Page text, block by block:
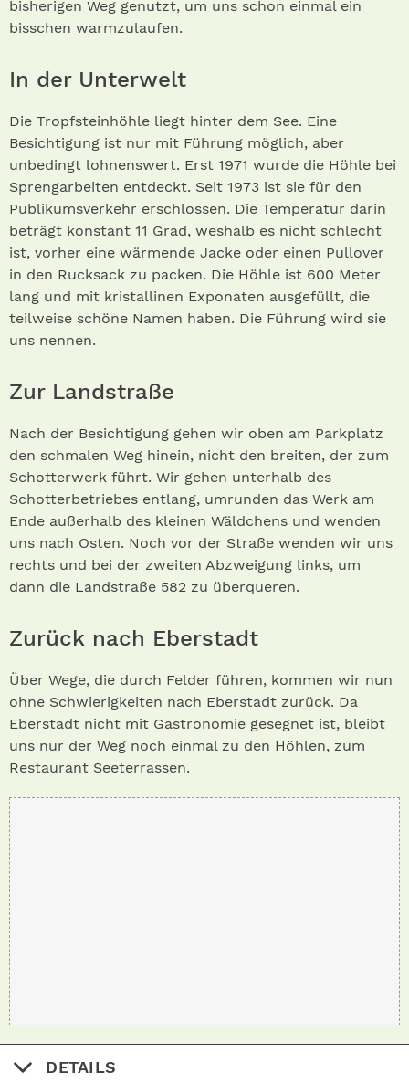
bisherigen Weg genutzt, um uns schon einmal ein
bisschen warmzulaufen.
In der Unterwelt
Die Tropfsteinhöhle liegt hinter dem See. Eine
Besichtigung ist nur mit Führung möglich, aber
unbedingt lohnenswert. Erst 1971 wurde die Höhle bei
Sprengarbeiten entdeckt. Seit 1973 ist sie für den
Publikumsverkehr erschlossen. Die Temperatur darin
beträgt konstant 11 Grad, weshalb es nicht schlecht
ist, vorher eine wärmende Jacke oder einen Pullover
in den Rucksack zu packen. Die Höhle ist 600 Meter
lang und mit kristallinen Exponaten ausgefüllt, die
teilweise schöne Namen haben. Die Führung wird sie
uns nennen.
Zur Landstraße
Nach der Besichtigung gehen wir oben am Parkplatz
den schmalen Weg hinein, nicht den breiten, der zum
Schotterwerk führt. Wir gehen unterhalb des
Schotterbetriebes entlang, umrunden das Werk am
Ende außerhalb des kleinen Wäldchens und wenden
uns nach Osten. Noch vor der Straße wenden wir uns
rechts und bei der zweiten Abzweigung links, um
dann die Landstraße 582 zu überqueren.
Zurück nach Eberstadt
Über Wege, die durch Felder führen, kommen wir nun
ohne Schwierigkeiten nach Eberstadt zurück. Da
Eberstadt nicht mit Gastronomie gesegnet ist, bleibt
uns nur der Weg noch einmal zu den Höhlen, zum
Restaurant Seeterrassen.
DETAILS